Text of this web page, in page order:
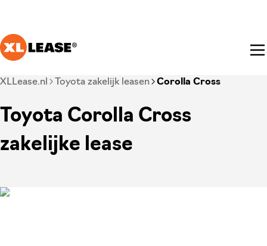
Je bent nu voorbij het hoofdmenu
XLLease.nl Toyota zakelijk leasen Corolla Cross
Toyota Corolla Cross
zakelijke lease